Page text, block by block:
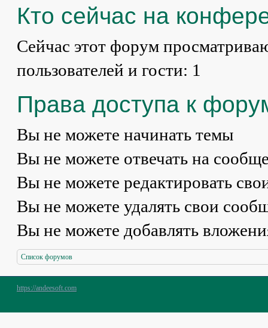
Кто сейчас на
Сейчас этот форум
пользователей и гости: 1
Права доступа к
Вы не можете начинать темы
Вы не можете отвечать на
Вы не можете редактировать
Вы не можете удалять свои
Вы не можете добавлять
Список форумов
https://andeesoft.com